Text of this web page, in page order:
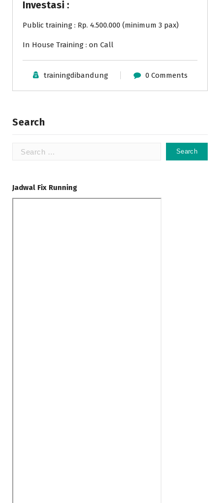
Investasi :
Public training : Rp. 4.500.000 (minimum 3 pax)
In House Training : on Call
trainingdibandung 0 Comments
Search
Search
Jadwal Fix Running